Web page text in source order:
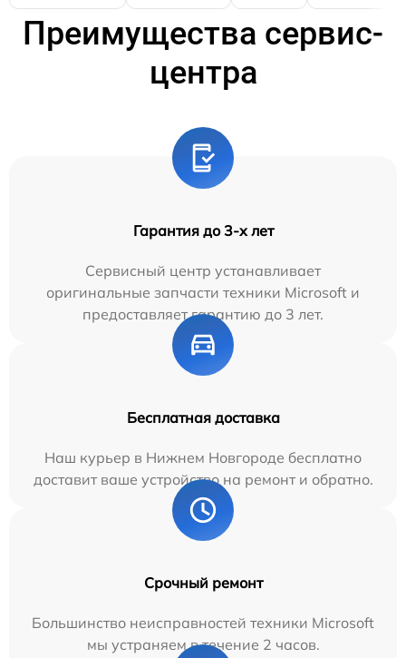
Преимущества сервис-
центра
Гарантия до 3-х лет
Сервисный центр устанавливает
оригинальные запчасти техники Microsoft и
предоставляет гарантию до 3 лет.
Бесплатная доставка
Наш курьер в Нижнем Новгороде бесплатно
доставит ваше устройство на ремонт и обратно.
Срочный ремонт
Большинство неисправностей техники Microsoft
мы устраняем в течение 2 часов.